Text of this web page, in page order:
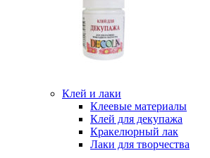
Клей и лаки
Клеевые материалы
Клей для декупажа
Кракелюрный лак
Лаки для творчества